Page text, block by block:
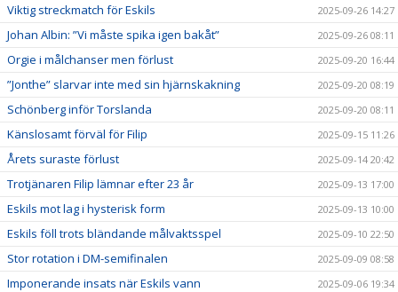
Viktig streckmatch för Eskils 2025-09-26 14:27
Johan Albin: ”Vi måste spika igen bakåt” 2025-09-26 08:11
Orgie i målchanser men förlust 2025-09-20 16:44
”Jonthe” slarvar inte med sin hjärnskakning 2025-09-20 08:19
Schönberg inför Torslanda 2025-09-20 08:11
Känslosamt förväl för Filip 2025-09-15 11:26
Årets suraste förlust 2025-09-14 20:42
Trotjänaren Filip lämnar efter 23 år 2025-09-13 17:00
Eskils mot lag i hysterisk form 2025-09-13 10:00
Eskils föll trots bländande målvaktsspel 2025-09-10 22:50
Stor rotation i DM-semifinalen 2025-09-09 08:58
Imponerande insats när Eskils vann 2025-09-06 19:34